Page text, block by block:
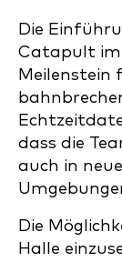
Die
Catapult im
Meilenstein
dass die
auch in
Die
Halle